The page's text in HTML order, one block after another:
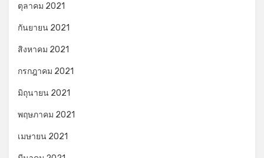
ตุลาคม 2021
กันยายน 2021
สิงหาคม 2021
กรกฎาคม 2021
มิถุนายน 2021
พฤษภาคม 2021
เมษายน 2021